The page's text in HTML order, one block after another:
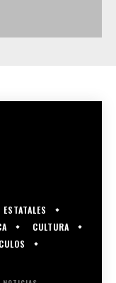
ESTATALES
CULTURA